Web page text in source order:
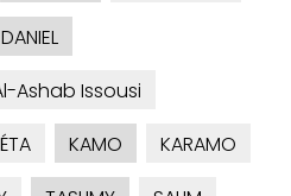
DANIEL
Ashab Issousi
KAMO
KARAMO